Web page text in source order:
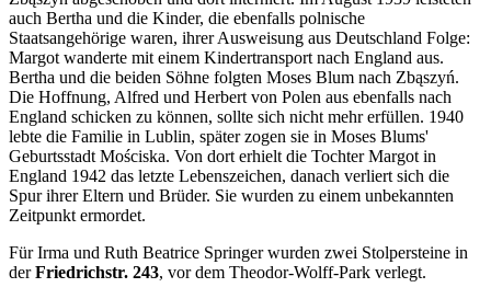
auch Bertha und die Kinder, die ebenfalls polnische
Staatsangehörige waren, ihrer Ausweisung aus Deutschland Folge:
Margot wanderte mit einem Kindertransport nach England aus.
Bertha und die beiden Söhne folgten Moses Blum nach Zbąszyń.
Die Hoffnung, Alfred und Herbert von Polen aus ebenfalls nach
England schicken zu können, sollte sich nicht mehr erfüllen. 1940
lebte die Familie in Lublin, später zogen sie in Moses Blums'
Geburtsstadt Mościska. Von dort erhielt die Tochter Margot in
England 1942 das letzte Lebenszeichen, danach verliert sich die
Spur ihrer Eltern und Brüder. Sie wurden zu einem unbekannten
Zeitpunkt ermordet.
Für Irma und Ruth Beatrice Springer wurden zwei Stolpersteine in
derFriedrichstr. 243, vor dem Theodor-Wolff-Park verlegt.